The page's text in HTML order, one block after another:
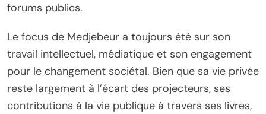
forums publics.
Le focus de Medjebeur a toujours été sur son
travail intellectuel, médiatique et son engagement
pour le changement sociétal. Bien que sa vie privée
reste largement à l’écart des projecteurs, ses
contributions à la vie publique à travers ses livres,